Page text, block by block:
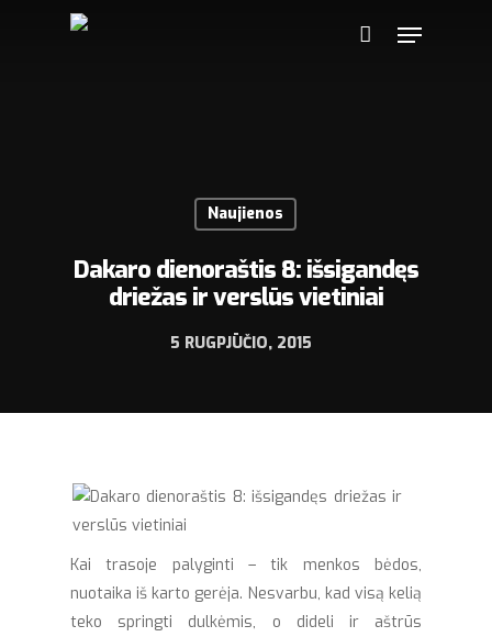
Naujienos
Dakaro dienoraštis 8: išsigandęs
driežas ir verslūs vietiniai
5 RUGPJŪČIO, 2015
Kai trasoje palyginti – tik menkos bėdos,
nuotaika iš karto gerėja. Nesvarbu, kad visą kelią
teko springti dulkėmis, o dideli ir aštrūs